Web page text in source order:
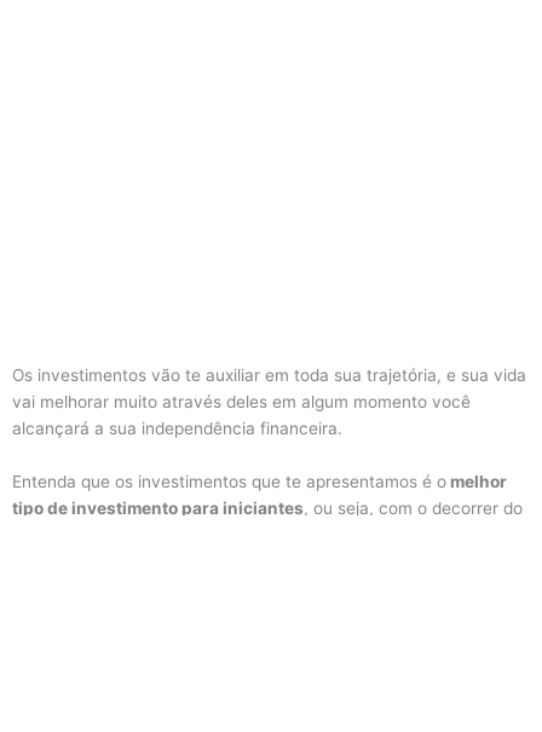
Os investimentos vão te auxiliar em toda sua trajetória, e sua vida
vai melhorar muito através deles em algum momento você
alcançará a sua independência financeira.
Entenda que os investimentos que te apresentamos é o melhor
tipo de investimento para iniciantes, ou seja, com o decorrer do